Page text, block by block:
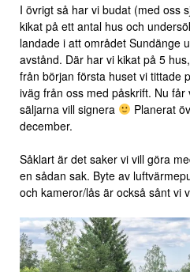
I övrigt så har vi budat (med oss
kikat på ett antal hus och
landade i att området Sundänge
avstånd. Där har vi kikat på 5
från början första huset vi tittade
iväg från oss med påskrift. Nu får
säljarna vill signera
Planerat
december.
Såklart är det saker vi vill göra
en sådan sak. Byte av
och kameror/lås är också sånt vi